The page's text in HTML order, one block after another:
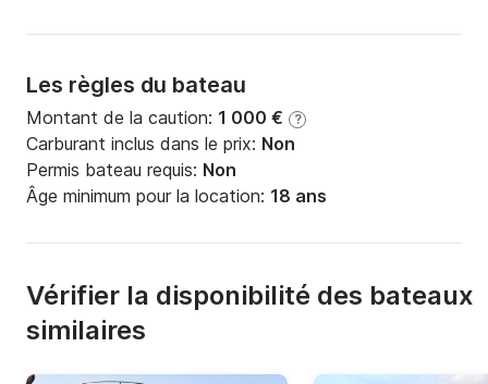
Les règles du bateau
Montant de la caution: 1 000 € ?
Carburant inclus dans le prix: Non
Permis bateau requis: Non
Âge minimum pour la location: 18 ans
Vérifier la disponibilité des bateaux
similaires